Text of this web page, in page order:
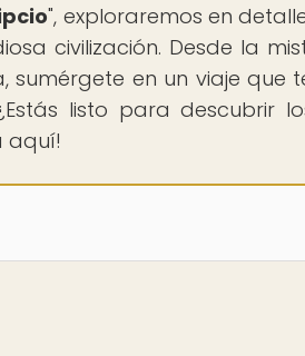
", exploraremos en
civilización. Desde la
en un viaje que
listo para descubrir
aquí!